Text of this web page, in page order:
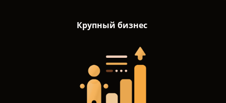
Крупный бизнес